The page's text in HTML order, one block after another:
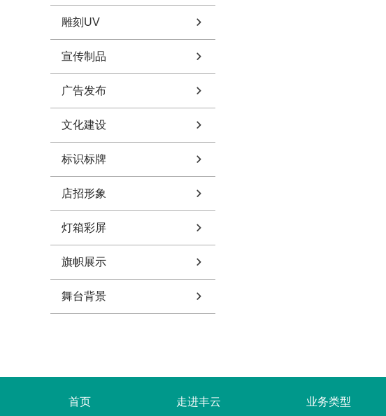
雕刻UV
宣传制品
广告发布
文化建设
标识标牌
店招形象
灯箱彩屏
旗帜展示
舞台背景
首页 走进丰云 业务类型